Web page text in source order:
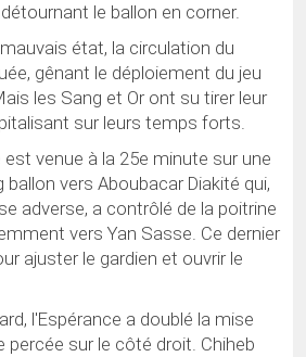
le ballon en corner.
état, la circulation du
gênant le déploiement du jeu
les Sang et Or ont su tirer leur
sur leurs temps forts.
est venue à la 25e minute sur une
ballon vers Aboubacar Diakité qui,
adverse, a contrôlé de la poitrine
vers Yan Sasse. Ce dernier
ajuster le gardien et ouvrir le
l'Espérance a doublé la mise
percée sur le côté droit. Chiheb